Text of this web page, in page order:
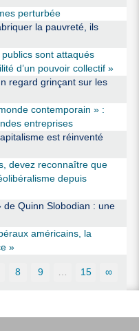
perturbée
la pauvreté, ils
sont attaqués
d’un pouvoir collectif »
regard grinçant sur les
contemporain » :
entreprises
est réinventé
devez reconnaître que
depuis
de Quinn Slobodian : une
américains, la
»
8 9 15 ∞